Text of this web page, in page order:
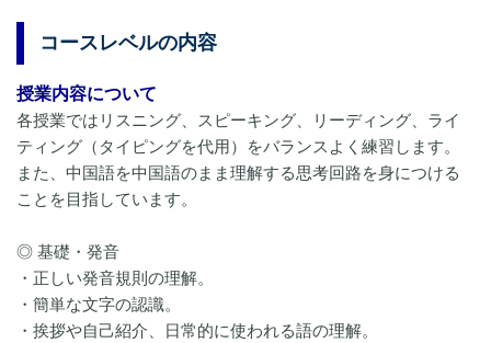
コースレベルの内容
授業内容について
各授業ではリスニング、スピーキング、リーディング、ライ
ティング（タイピングを代用）をバランスよく練習します。
また、中国語を中国語のまま理解する思考回路を身につける
ことを目指しています。​
◎ 基礎・発音
・正しい発音規則の理解。
・簡単な文字の認識。
・挨拶や自己紹介、日常的に使われる語の理解。